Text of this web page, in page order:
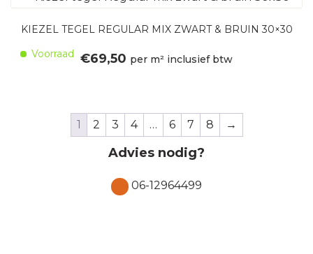
KIEZEL TEGEL REGULAR MIX ZWART & BRUIN 30×30
Voorraad
€69,50 per m² inclusief btw
1 2 3 4 … 6 7 8 →
Advies nodig?
06-12964499